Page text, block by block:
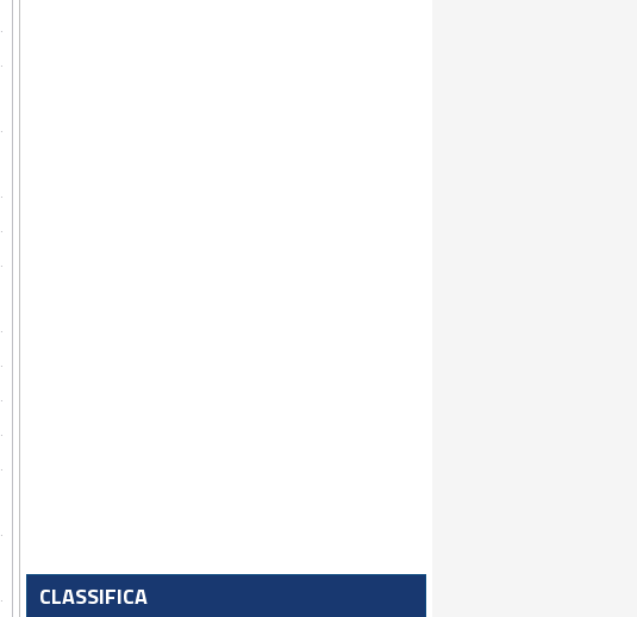
CLASSIFICA